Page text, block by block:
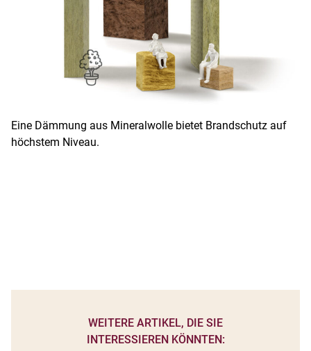
Eine Dämmung aus Mineralwolle bietet Brandschutz auf
höchstem Niveau.
WEITERE ARTIKEL, DIE SIE
INTERESSIEREN KÖNNTEN: